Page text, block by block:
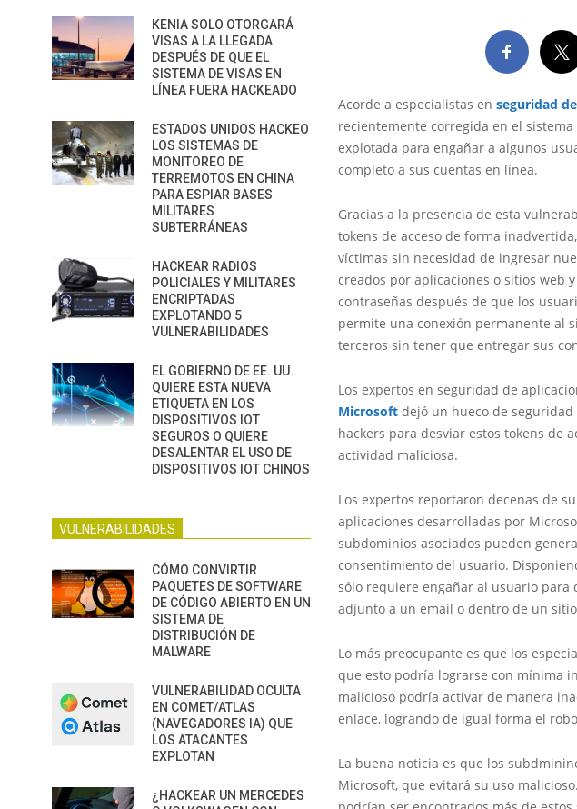
Acorde a especialistas en seguridad
recientemente corregida en el
explotada para engañar a algunos
completo a sus cuentas en línea.
Gracias a la presencia de esta
tokens de acceso de forma
víctimas sin necesidad de ingresar
creados por aplicaciones o sitios web
contraseñas después de que los
permite una conexión permanente al
terceros sin tener que entregar sus
Los expertos en seguridad de
Microsoft dejó un hueco de
hackers para desviar estos tokens de
actividad maliciosa.
Los expertos reportaron decenas de
aplicaciones desarrolladas por
subdominios asociados pueden
consentimiento del usuario.
sólo requiere engañar al usuario para
adjunto a un email o dentro de un
Lo más preocupante es que los
que esto podría lograrse con mínima
malicioso podría activar de manera
enlace, logrando de igual forma el
La buena noticia es que los
Microsoft, que evitará su uso
KENIA SOLO OTORGARÁ
VISAS A LA LLEGADA
DESPUÉS DE QUE EL
SISTEMA DE VISAS EN
LÍNEA FUERA HACKEADO
ESTADOS UNIDOS HACKEO
LOS SISTEMAS DE
MONITOREO DE
TERREMOTOS EN CHINA
PARA ESPIAR BASES
MILITARES
SUBTERRÁNEAS
HACKEAR RADIOS
POLICIALES Y MILITARES
ENCRIPTADAS
EXPLOTANDO 5
VULNERABILIDADES
EL GOBIERNO DE EE. UU.
QUIERE ESTA NUEVA
ETIQUETA EN LOS
DISPOSITIVOS IOT
SEGUROS O QUIERE
DESALENTAR EL USO DE
DISPOSITIVOS IOT CHINOS
VULNERABILIDADES
CÓMO CONVIRTIR
PAQUETES DE SOFTWARE
DE CÓDIGO ABIERTO EN UN
SISTEMA DE
DISTRIBUCIÓN DE
MALWARE
VULNERABILIDAD OCULTA
EN COMET/ATLAS
(NAVEGADORES IA) QUE
LOS ATACANTES
EXPLOTAN
¿HACKEAR UN MERCEDES